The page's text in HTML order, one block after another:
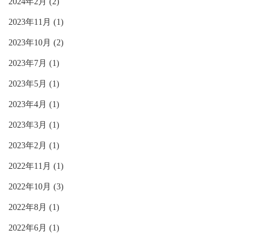
2023年11月 (1)
2023年10月 (2)
2023年7月 (1)
2023年5月 (1)
2023年4月 (1)
2023年3月 (1)
2023年2月 (1)
2022年11月 (1)
2022年10月 (3)
2022年8月 (1)
2022年6月 (1)